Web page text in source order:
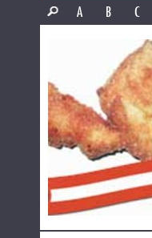
A
B C